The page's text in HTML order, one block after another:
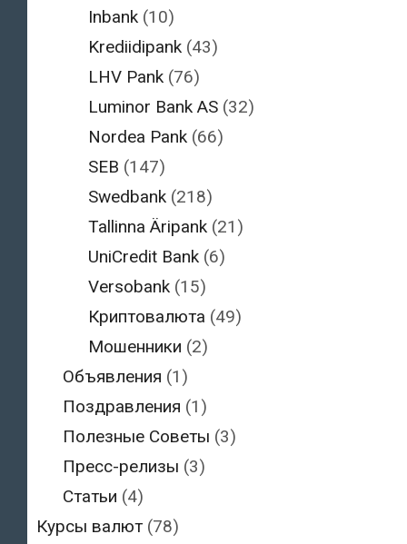
Inbank (10)
Krediidipank (43)
LHV Pank (76)
Luminor Bank AS (32)
Nordea Pank (66)
SEB (147)
Swedbank (218)
Tallinna Äripank (21)
UniCredit Bank (6)
Versobank (15)
Криптовалюта (49)
Мошенники (2)
Объявления (1)
Поздравления (1)
Полезные Советы (3)
Пресс-релизы (3)
Статьи (4)
Курсы валют (78)